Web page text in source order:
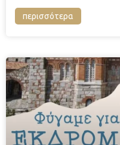
περισσότερα